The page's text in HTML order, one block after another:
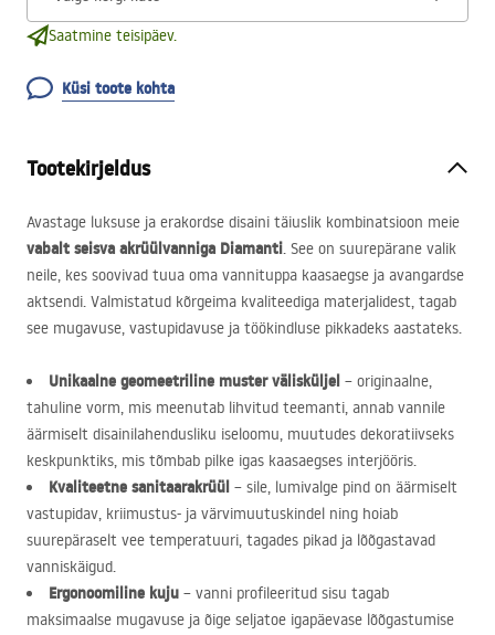
Saatmine teisipäev.
Küsi toote kohta
Tootekirjeldus
Avastage luksuse ja erakordse disaini täiuslik kombinatsioon meie
vabalt seisva akrüülvanniga Diamanti. See on suurepärane valik
neile, kes soovivad tuua oma vannituppa kaasaegse ja avangardse
aktsendi. Valmistatud kõrgeima kvaliteediga materjalidest, tagab
see mugavuse, vastupidavuse ja töökindluse pikkadeks aastateks.
Unikaalne geomeetriline muster välisküljel – originaalne,
tahuline vorm, mis meenutab lihvitud teemanti, annab vannile
äärmiselt disainilahendusliku iseloomu, muutudes dekoratiivseks
keskpunktiks, mis tõmbab pilke igas kaasaegses interjööris.
Kvaliteetne sanitaarakrüül – sile, lumivalge pind on äärmiselt
vastupidav, kriimustus- ja värvimuutuskindel ning hoiab
suurepäraselt vee temperatuuri, tagades pikad ja lõõgastavad
vanniskäigud.
Ergonoomiline kuju – vanni profileeritud sisu tagab
maksimaalse mugavuse ja õige seljatoe igapäevase lõõgastumise